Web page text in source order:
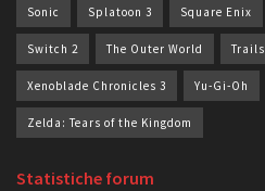
Sonic Splatoon 3 Square Enix
Switch 2 The Outer World Trails
Xenoblade Chronicles 3 Yu-Gi-Oh
Zelda: Tears of the Kingdom
Statistiche forum